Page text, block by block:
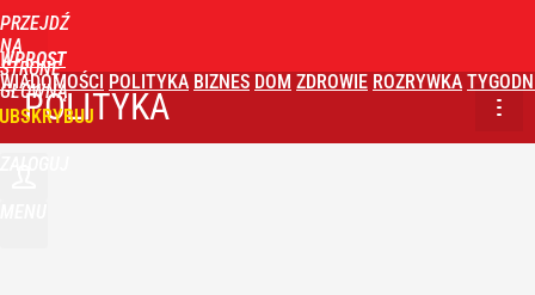
PRZEJDŹ
NA
STRONĘ
GŁÓWNĄ
WPROST
WIADOMOŚCI POLITYKA BIZNES DOM ZDROWIE ROZRYWKA
POLITYKA